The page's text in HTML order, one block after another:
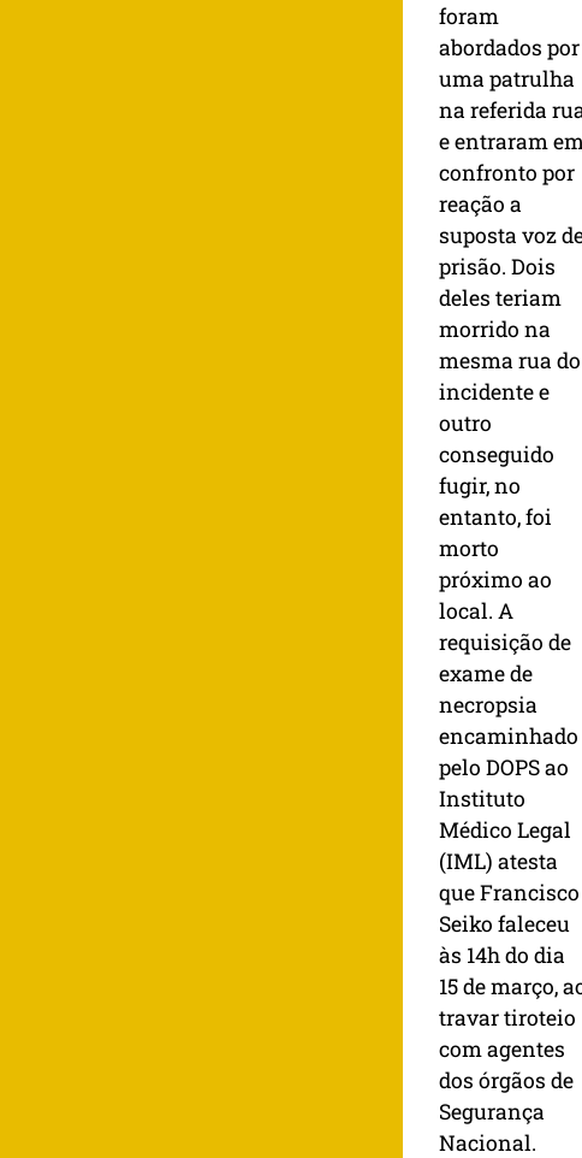
foram
abordados por
uma patrulha
na referida
e entraram
confronto por
reação a
suposta voz
prisão. Dois
deles teriam
morrido na
mesma rua do
incidente e
outro
conseguido
fugir, no
entanto, foi
morto
próximo ao
local. A
requisição de
exame de
necropsia
encaminhado
pelo DOPS ao
Instituto
Médico Legal
(IML) atesta
que Francisco
Seiko faleceu
às 14h do dia
15 de março,
travar tiroteio
com agentes
dos órgãos de
Segurança
Nacional.